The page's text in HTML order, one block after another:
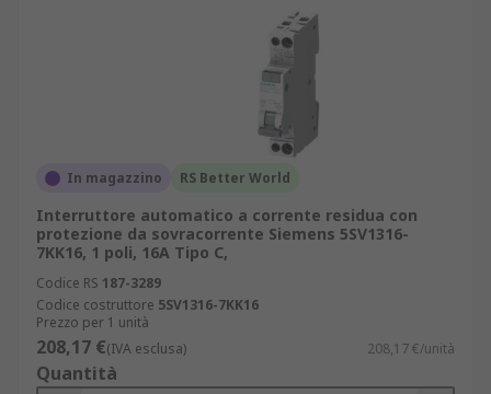
ampia compatibilità con altri dispositivi di
interruttori magnetotermici
interruttori differenziali puri rccb
interruttori automatici elettronici
Guida alla scelta degli interruttori
magnetotermici differenziali
adatti
Per selezionare il modello di RCBO più adatto alle
proprie esigenze, è fondamentale considerare
diversi aspetti tecnici. La varietà di interruttori
In magazzino RS Better World
Interruttore automatico a corrente residua con
protezione da sovracorrente Siemens 5SV1316-
7KK16, 1 poli, 16A Tipo C,
Codice RS 187-3289
Codice costruttore 5SV1316-7KK16
Prezzo per 1 unità
208,17 €(IVA esclusa) 208,17 €/unità
Quantità